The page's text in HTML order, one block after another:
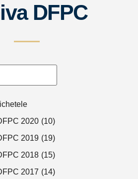
DFPC
2020 (10)
2019 (19)
2018 (15)
2017 (14)